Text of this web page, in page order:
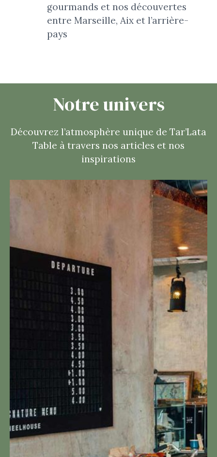
gourmands et nos découvertes
entre Marseille, Aix et l’arrière-
pays
Notre univers
Découvrez l’atmosphère unique de Tar’Lata
Table à travers nos articles et nos
inspirations